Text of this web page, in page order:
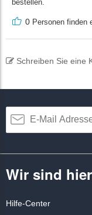
bestellen.
0 Personen finden
Schreiben Sie eine
Wir sind
Hilfe-Center